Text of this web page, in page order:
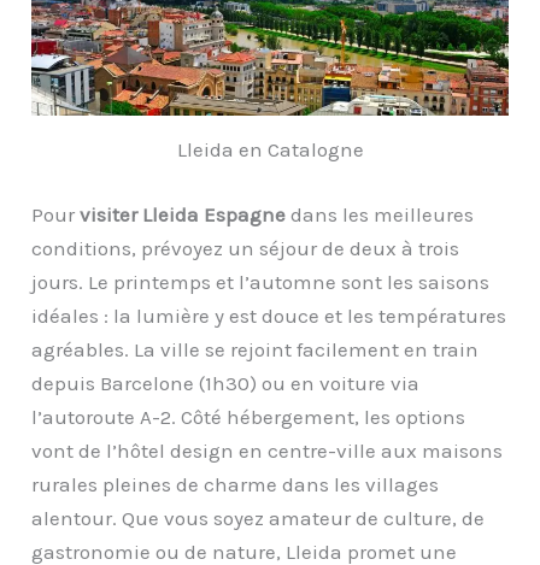
Lleida en Catalogne
Pourvisiter Lleida Espagne dans les meilleures
conditions, prévoyez un séjour de deux à trois
jours. Le printemps et l’automne sont les saisons
idéales : la lumière y est douce et les températures
agréables. La ville se rejoint facilement en train
depuis Barcelone (1h30) ou en voiture via
l’autoroute A-2. Côté hébergement, les options
vont de l’hôtel design en centre-ville aux maisons
rurales pleines de charme dans les villages
alentour. Que vous soyez amateur de culture, de
gastronomie ou de nature, Lleida promet une